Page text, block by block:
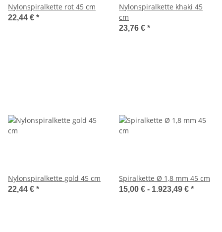
Nylonspiralkette rot 45 cm
22,44 € *
Nylonspiralkette khaki 45
cm
23,76 € *
Nylonspiralkette gold 45 cm
22,44 € *
Spiralkette Ø 1,8 mm 45 cm
15,00 € - 1.923,49 € *